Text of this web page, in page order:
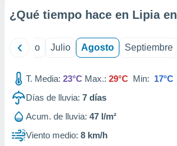
1199
¿Qué tiempo hace en Lipia en
Junio Julio Agosto Septiembre
T. Media: 23°C Max.: 29°C Min: 17°C
Días de lluvia: 7 días
Acum. de lluvia: 47 l/m²
Viento medio: 8 km/h